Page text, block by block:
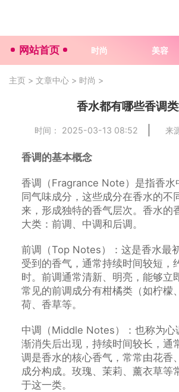
网站首页 时尚 美容
主页 > 文章中心 > 时尚 >
香水都有哪些香调
时间： 2025-03-13 08:52 来
香调的基本概念
香调（Fragrance Note）是指香水
同气味成分，这些成分在香水的不
来，形成独特的香气层次。香水的
大类：前调、中调和后调。
前调（Top Notes）：这是香水最
受到的香气，通常持续时间较短，
时。前调通常清新、明亮，能够立
常见的前调成分有柑橘类（如柠檬
荷、香草等。
中调（Middle Notes）：也称为心
渐消失后出现，持续时间较长，通
调是香水的核心香气，常常由花香
成分构成。玫瑰、茉莉、薰衣草等
于这一类。